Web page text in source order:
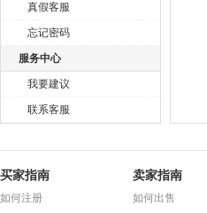
真假客服
忘记密码
服务中心
我要建议
联系客服
买家指南
如何注册
卖家指南
如何出售